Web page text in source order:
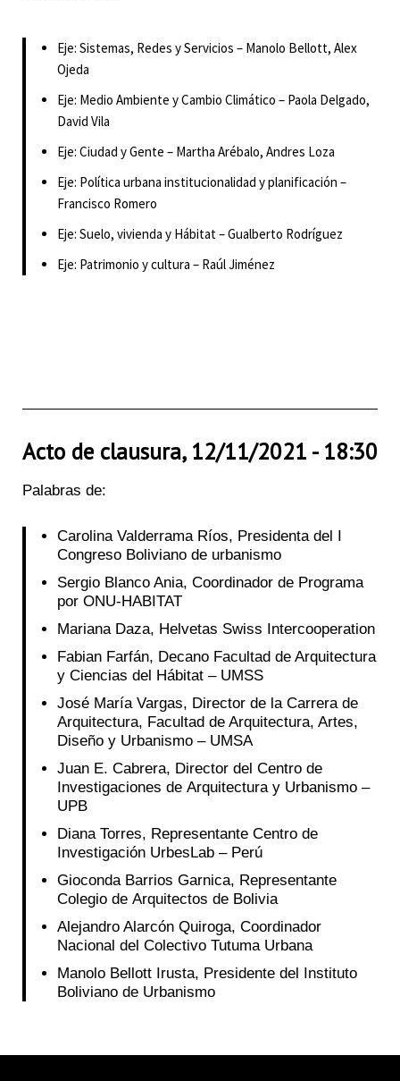
Eje: Sistemas, Redes y Servicios – Manolo Bellott, Alex
Ojeda
Eje: Medio Ambiente y Cambio Climático – Paola Delgado,
David Vila
Eje: Ciudad y Gente – Martha Arébalo, Andres Loza
Eje: Política urbana institucionalidad y planificación –
Francisco Romero
Eje: Suelo, vivienda y Hábitat – Gualberto Rodríguez
Eje: Patrimonio y cultura – Raúl Jiménez
Acto de clausura, 12/11/2021 - 18:30
Palabras de:
Carolina Valderrama Ríos, Presidenta del I
Congreso Boliviano de urbanismo
Sergio Blanco Ania, Coordinador de Programa
por ONU-HABITAT
Mariana Daza, Helvetas Swiss Intercooperation
Fabian Farfán, Decano Facultad de Arquitectura
y Ciencias del Hábitat – UMSS
José María Vargas, Director de la Carrera de
Arquitectura, Facultad de Arquitectura, Artes,
Diseño y Urbanismo – UMSA
Juan E. Cabrera, Director del Centro de
Investigaciones de Arquitectura y Urbanismo –
UPB
Diana Torres, Representante Centro de
Investigación UrbesLab – Perú
Gioconda Barrios Garnica, Representante
Colegio de Arquitectos de Bolivia
Alejandro Alarcón Quiroga, Coordinador
Nacional del Colectivo Tutuma Urbana
Manolo Bellott Irusta, Presidente del Instituto
Boliviano de Urbanismo